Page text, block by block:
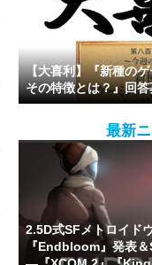
【大喜利】『新種の
その特徴とは？』回
最新
2.5D式SFメトロイド
『Endbloom』発表